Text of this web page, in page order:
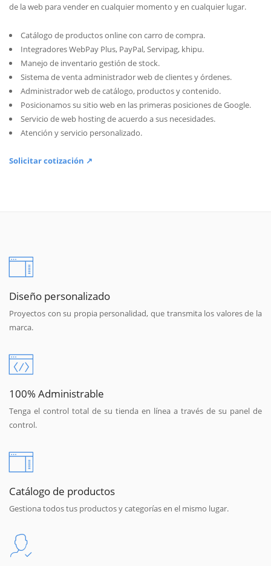
de la web para vender en cualquier momento y en cualquier lugar.
Catálogo de productos online con carro de compra.
Integradores WebPay Plus, PayPal, Servipag, khipu.
Manejo de inventario gestión de stock.
Sistema de venta administrador web de clientes y órdenes.
Administrador web de catálogo, productos y contenido.
Posicionamos su sitio web en las primeras posiciones de Google.
Servicio de web hosting de acuerdo a sus necesidades.
Atención y servicio personalizado.
Solicitar cotización ↗
Diseño personalizado
Proyectos con su propia personalidad, que transmita los valores de la
marca.
100% Administrable
Tenga el control total de su tienda en línea a través de su panel de
control.
Catálogo de productos
Gestiona todos tus productos y categorías en el mismo lugar.